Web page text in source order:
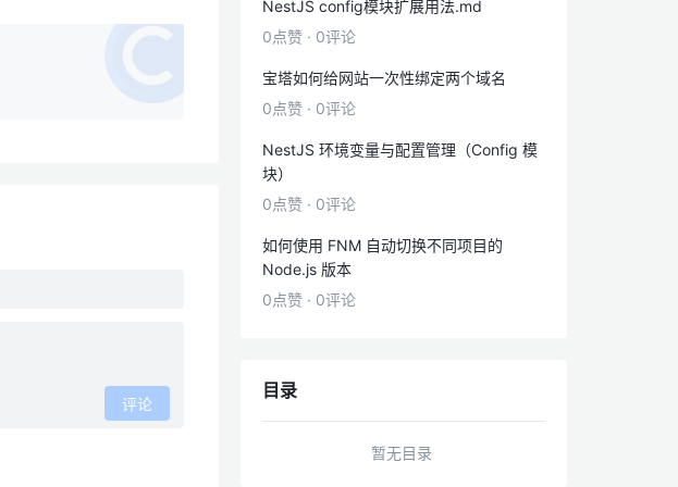
评论
NestJS config模块扩展用法.md
0点赞 · 0评论
宝塔如何给网站一次性绑定两个域名
0点赞 · 0评论
NestJS 环境变量与配置管理（Config 模
块）
0点赞 · 0评论
如何使用 FNM 自动切换不同项目的
Node.js 版本
0点赞 · 0评论
目录
暂无目录